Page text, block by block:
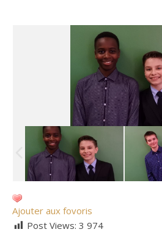
Ajouter aux fovoris
Post Views: 3 974